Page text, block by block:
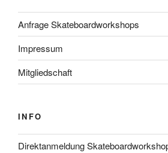
Anfrage Skateboardworkshops
Impressum
Mitgliedschaft
INFO
Direktanmeldung